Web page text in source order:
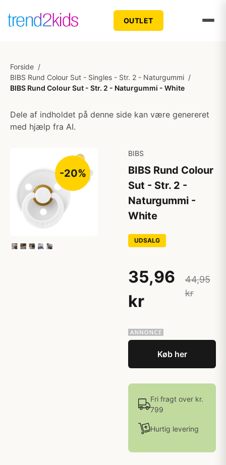
OUTLET
Forside /
BIBS Rund Colour Sut - Singles - Str. 2 - Naturgummi /
BIBS Rund Colour Sut - Str. 2 - Naturgummi - White
Dele af indholdet på denne side kan være genereret
med hjælp fra AI.
-20%
BIBS
BIBS Rund Colour
Sut - Str. 2 -
Naturgummi -
White
UDSALG
35,96
kr
44,95
kr
Køb her
Fri fragt over kr.
799
Hurtig levering